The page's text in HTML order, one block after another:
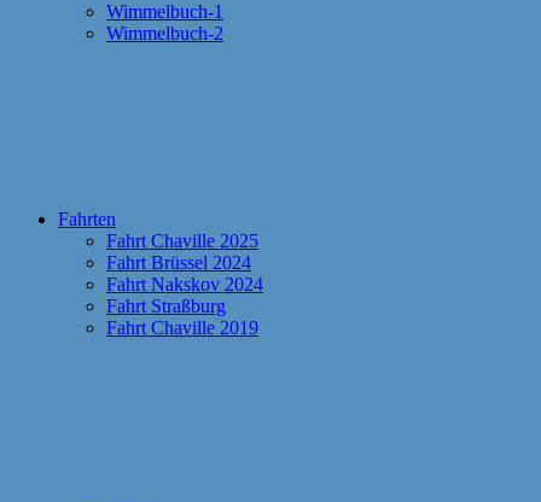
Wimmelbuch-1
Wimmelbuch-2
Fahrten
Fahrt Chaville 2025
Fahrt Brüssel 2024
Fahrt Nakskov 2024
Fahrt Straßburg
Fahrt Chaville 2019